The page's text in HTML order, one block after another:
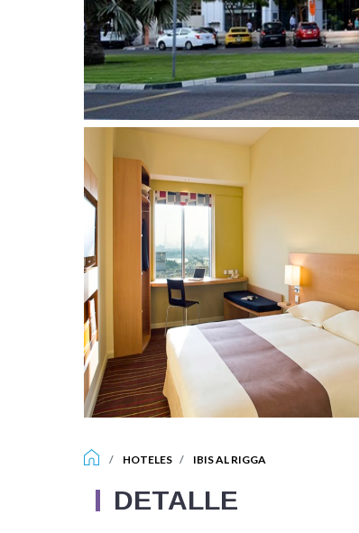
HOTELES IBIS AL RIGGA
DETALLE